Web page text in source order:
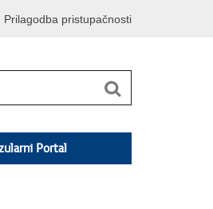
Prilagodba pristupačnosti
Portal